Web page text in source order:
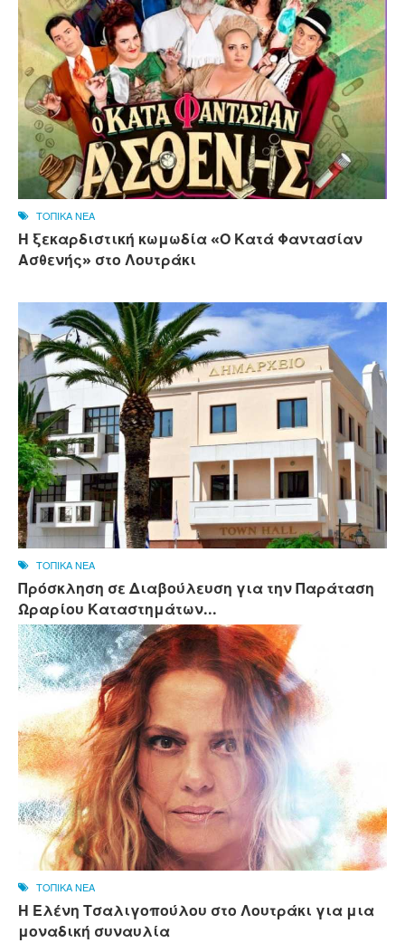
ΤΟΠΙΚΑ ΝΕΑ
Η ξεκαρδιστική κωμωδία «Ο Κατά Φαντασίαν
Ασθενής» στο Λουτράκι
ΤΟΠΙΚΑ ΝΕΑ
Πρόσκληση σε Διαβούλευση για την Παράταση
Ωραρίου Καταστημάτων...
ΤΟΠΙΚΑ ΝΕΑ
Η Ελένη Τσαλιγοπούλου στο Λουτράκι για μια
μοναδική συναυλία